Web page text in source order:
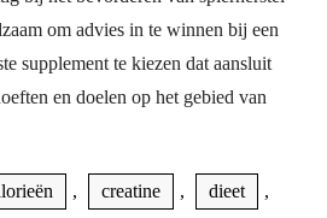
om advies in te winnen bij een
supplement te kiezen dat aansluit
en doelen op het gebied van
, creatine , dieet ,